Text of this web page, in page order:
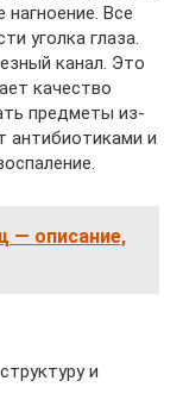
Все
уголка глаза.
канал. Это
качество
предметы из-
антибиотиками и
— описание,
и